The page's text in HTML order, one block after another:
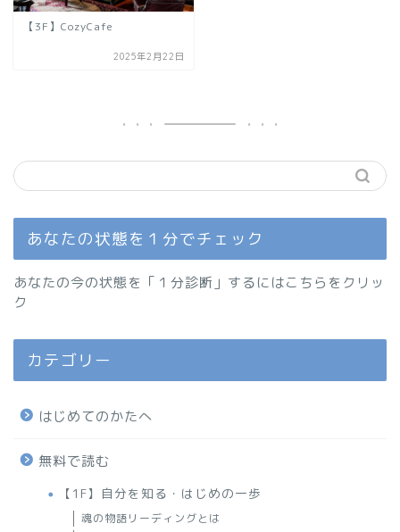
【3F】CozyCafe
2025年2月22日
あなたの状態を１分でチェック
あなたの今の状態を「１分診断」するにはこちらをクリッ
ク
カテゴリー
はじめてのかたへ
無料で読む
【1F】自分を知る・はじめの一歩
魂の物語リーディングとは